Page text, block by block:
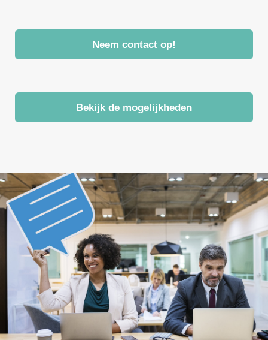
Neem contact op!
Bekijk de mogelijkheden